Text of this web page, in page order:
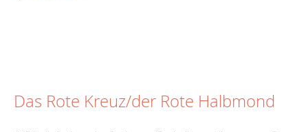
Das Rote Kreuz/der Rote Halbmond